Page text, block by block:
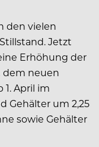
den vielen
Jetzt
Erhöhung der
dem neuen
April im
Gehälter um 2,25
sowie Gehälter